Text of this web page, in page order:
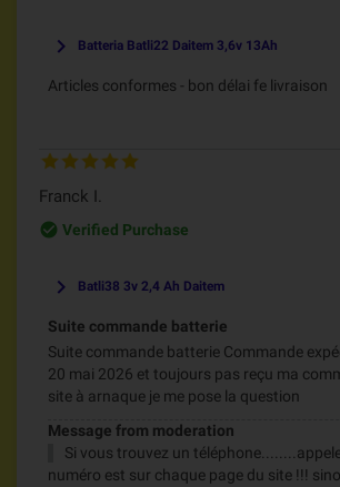
keyboard_arrow_right Batteria Batli22 Daitem 3,6v 13Ah
Articles conformes - bon délai fe livraison
Franck I.
check_circle_outline
Verified Purchase
keyboard_arrow_right Batli38 3v 2,4 Ah Daitem
Suite commande batterie
Suite commande batterie Commande
20 mai 2026 et toujours pas reçu ma
site à arnaque je me pose la question
Message from moderation
Si vous trouvez un
numéro est sur chaque page du site !!!